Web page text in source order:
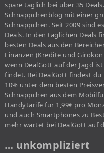
spare täglich bei über 35
Schnäppchenblog mit einer
Schnäppchen. Seit 2009 sind
Deals. In den täglichen Deals
besten Deals aus den
Finanzen (Kredite und
wenn DealGott auf der Jagd
findet. Bei DealGott findest
10% unter dem besten
Schnäppchen aus dem
Handytarife für 1,99€ pro
und auch Smartphones zu
mehr wartet bei DealGott auf
… unkompliziert